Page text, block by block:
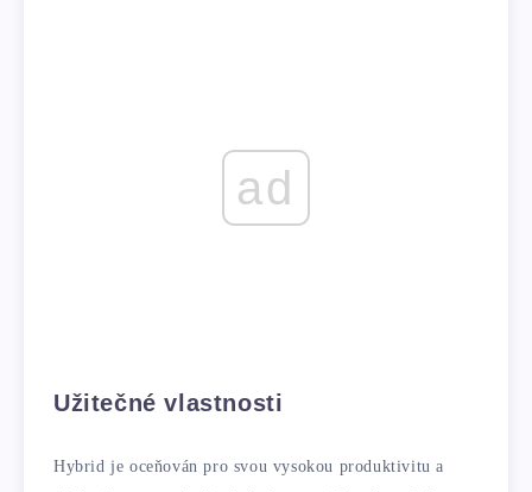
ad
Užitečné vlastnosti
Hybrid je oceňován pro svou vysokou produktivitu a